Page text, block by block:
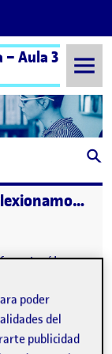
– Aula 3
Presentamos una SA y Reflexionamos sobre lo aprendido
vídeo y
poder
del
publicidad